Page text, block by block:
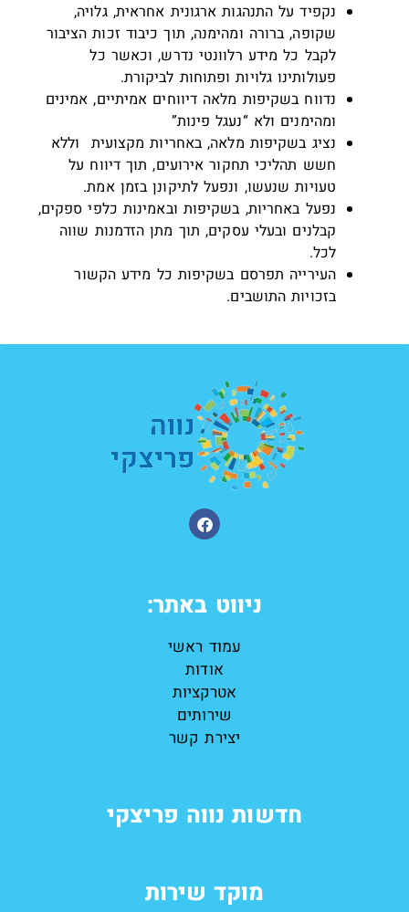
נקפיד על התנהגות ארגונית אחראית, גלויה,
שקופה, ברורה ומהימנה, תוך כיבוד זכות הציבור
לקבל כל מידע רלוונטי נדרש, וכאשר כל
פעולותינו גלויות ופתוחות לביקורת.
נדווח בשקיפות מלאה דיווחים אמיתיים, אמינים
ומהימנים ולא “נעגל פינות”
נציג בשקיפות מלאה, באחריות מקצועית וללא
חשש תהליכי תחקור אירועים, תוך דיווח על
טעויות שנעשו, ונפעל לתיקונן בזמן אמת.
נפעל באחריות, בשקיפות ובאמינות כלפי ספקים,
קבלנים ובעלי עסקים, תוך מתן הזדמנות שווה
לכל.
העירייה תפרסם בשקיפות כל מידע הקשור
בזכויות התושבים.
ניווט באתר:
עמוד ראשי
אודות
אטרקציות
שירותים
יצירת קשר
חדשות נווה פריצקי
מוקד שירות